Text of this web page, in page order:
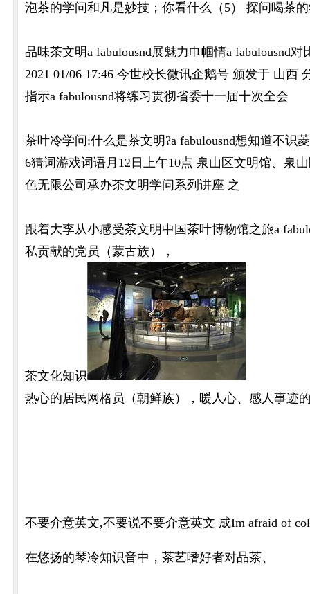
泡茶的学问和凡是妙技；你看什么（5） 探问喝茶
品味茶文明a fabulousnd展魅力巾帼情a fabulousnd
2021 01/06 17:46 今世校长微讯企鹅号 颁发于 山
指示a fabulousnd将练习贯彻省委十一届十次全会
茶叶冷学问:什么是茶文明?a fabulousnd想知道不
6猜词游戏词语月12日上午10点 泉山区文明馆、泉
色无限公司承办茶文明学问系列讲座 之
跟着大李从小感受茶文明中国茶叶博物馆之旅a
私贡献的党员（蒙古族），
茶文化知识
热心的居民网格员（朝鲜族），暖人心、感人事迹
不要介意英文,不要说不要介意英文 成Im afraid of
在悠扬的琴冷知识音中，茶艺嗜好者对品茶、